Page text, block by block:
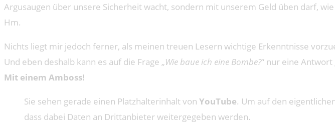
Argusaugen über unsere Sicherheit wacht, sondern mit unserem Geld üben darf,
Hm.
Nichts liegt mir jedoch ferner, als meinen treuen Lesern wichtige Erkenntnisse
Und eben deshalb kann es auf die Frage „Wie baue ich eine Bombe?“ nur eine Antwort
Mit einem Amboss!
Sie sehen gerade einen Platzhalterinhalt von YouTube. Um auf den
dass dabei Daten an Drittanbieter weitergegeben werden.